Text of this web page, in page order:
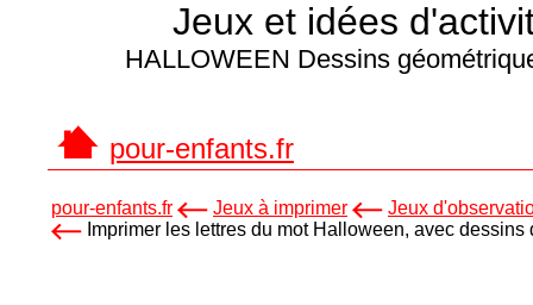
Jeux et idées
HALLOWEEN Dessins
pour-enfants.fr
pour-enfants.fr Jeux à imprimer
Jeux
Imprimer les lettres du mot Halloween, avec